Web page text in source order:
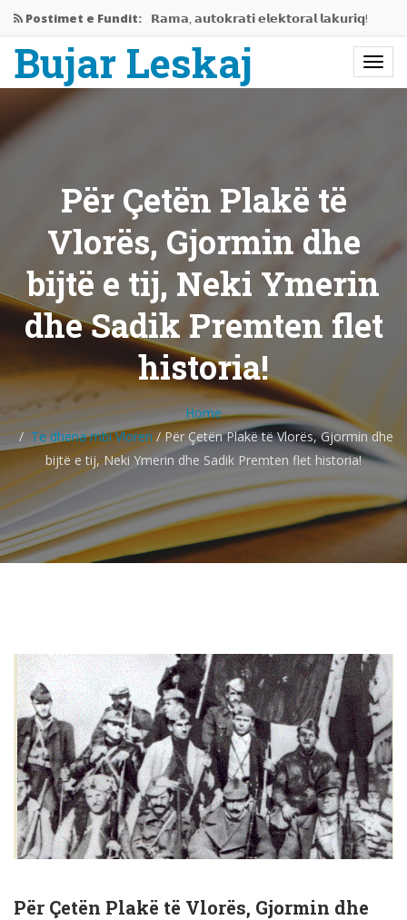
Postimet e Fundit: 𝗥𝗮𝗺𝗮, 𝗮𝘂𝘁𝗼𝗸𝗿𝗮𝘁𝗶 𝗲𝗹𝗲𝗸𝘁𝗼𝗿𝗮𝗹 𝗹𝗮𝗸𝘂𝗿𝗶𝗾!
Jemi në mes të krizës…
Rama gati të përjashtojë Shqipërinë…
Bashkëbisedim me Bujar Leskaj
Bujar Leskaj
Për Çetën Plakë të
Vlorës, Gjormin dhe
bijtë e tij, Neki Ymerin
dhe Sadik Premten flet
historia!
Home
Te dhena mbi Vloren /Për Çetën Plakë të Vlorës, Gjormin dhe
bijtë e tij, Neki Ymerin dhe Sadik Premten flet historia!
Për Çetën Plakë të Vlorës, Gjormin dhe